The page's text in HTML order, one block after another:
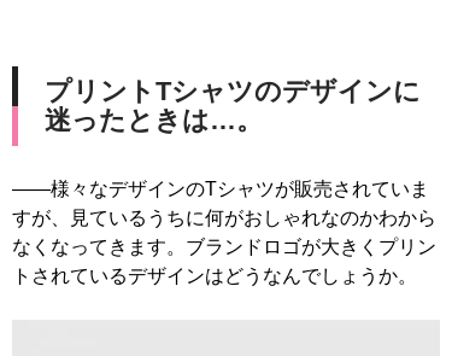
プリントTシャツのデザインに
迷ったときは…。
――様々なデザインのTシャツが販売されていま
すが、見ているうちに何がおしゃれなのかわから
なくなってきます。ブランドロゴが大きくプリン
トされているデザインはどうなんでしょうか。